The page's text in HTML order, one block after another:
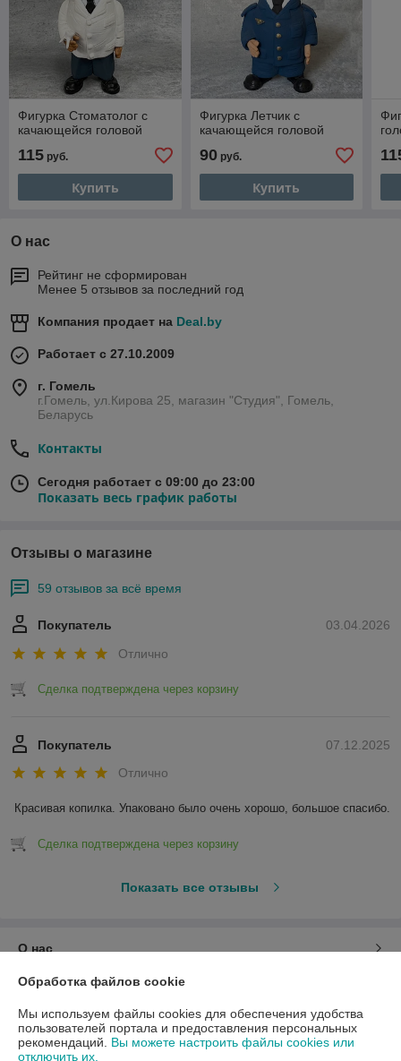
Фигурка Стоматолог с
качающейся головой
115 руб.
Купить
Фигурка Летчик с
качающейся головой
90руб.
Купить
О нас
Рейтинг не сформирован
Менее 5 отзывов за последний год
Компания продает на Deal.by
Работает с 27.10.2009
г. Гомель
г.Гомель, ул.Кирова 25, магазин "Студия", Гомель,
Беларусь
Контакты
Сегодня работает с 09:00 до 23:00
Показать весь график работы
Отзывы о магазине
59 отзывов за всё время
03.04.2026
Покупатель
Отлично
Сделка подтверждена через корзину
07.12.2025
Покупатель
Отлично
Красивая копилка. Упаковано было очень хорошо, большое спасибо.
Сделка подтверждена через корзину
Показать все отзывы
О нас
Контакты
Доставка и оплата
Обработка файлов cookie
Мы используем файлы cookies для обеспечения удобства
пользователей портала и предоставления персональных
рекомендаций. Вы можете настроить файлы cookies или
отключить их.